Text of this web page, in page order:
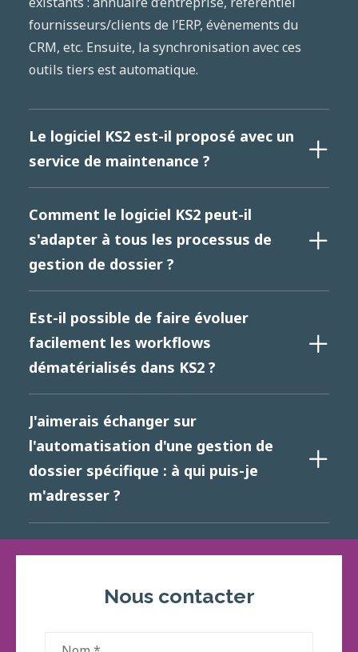
fournisseurs/clients de l’ERP, évènements du
CRM, etc. Ensuite, la synchronisation avec ces
outils tiers est automatique.
Le logiciel KS2 est-il proposé avec un
service de maintenance ?
Comment le logiciel KS2 peut-il
s'adapter à tous les processus de
gestion de dossier ?
Est-il possible de faire évoluer
facilement les workflows
dématérialisés dans KS2 ?
J'aimerais échanger sur
l'automatisation d'une gestion de
dossier spécifique : à qui puis-je
m'adresser ?
Nous contacter
Nom (Nécessaire)